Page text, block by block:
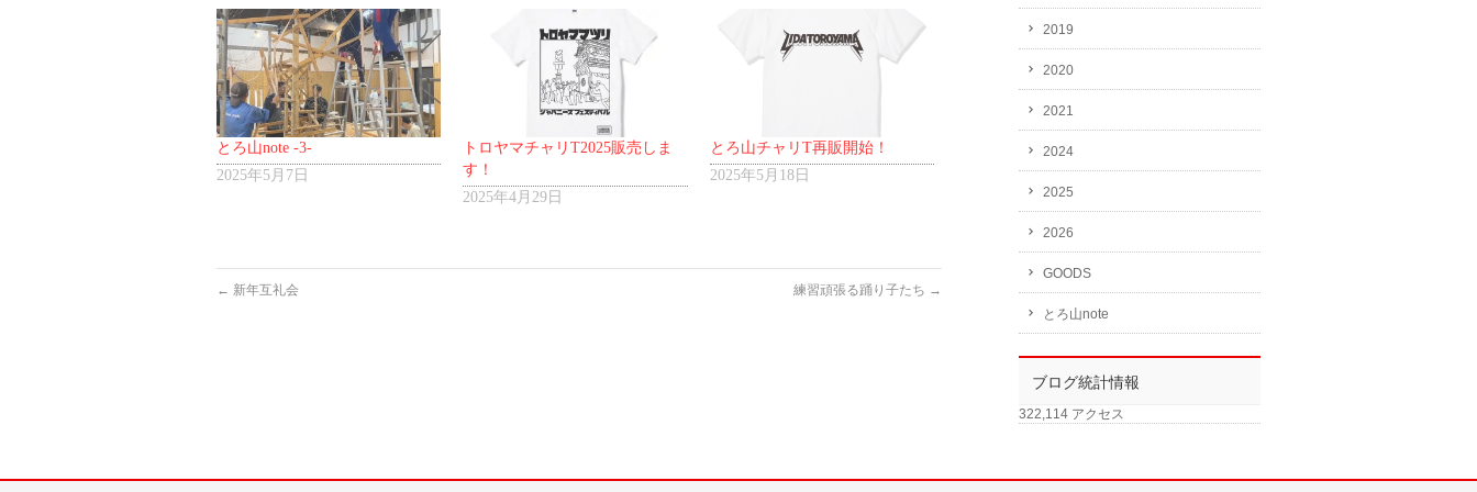
とろ山note -3-
2025年5月7日
トロヤマチャリT2025販売しま
す！
2025年4月29日
とろ山チャリT再販開始！
2025年5月18日
← 新年互礼会 練習頑張る踊り子たち →
2019
2020
2021
2024
2025
2026
GOODS
とろ山note
ブログ統計情報
322,114 アクセス